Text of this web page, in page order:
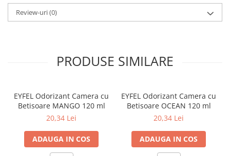
– A se pastra la temperaturi intre 5-30 grade Celsius.
Review-uri(0)
PRODUSE SIMILARE
EYFEL Odorizant Camera cu
Betisoare MANGO 120 ml
20,34 Lei
ADAUGA IN COS
EYFEL Odorizant Camera cu
Betisoare OCEAN 120 ml
20,34 Lei
ADAUGA IN COS